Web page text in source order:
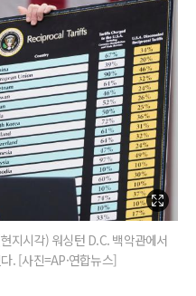
지시각) 워싱턴 D.C. 백악관에서
. [사진=AP·연합뉴스]